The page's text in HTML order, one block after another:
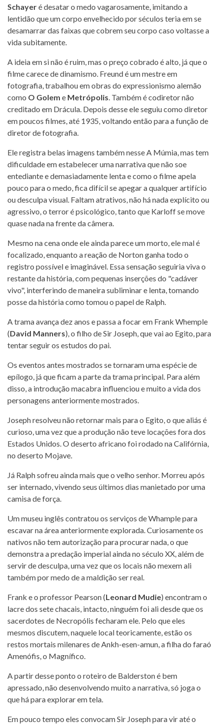
Schayeré desatar o medo vagarosamente, imitando a
lentidão que um corpo envelhecido por séculos teria em se
desamarrar das faixas que cobrem seu corpo caso voltasse a
vida subitamente.
A ideia em si não é ruim, mas o preço cobrado é alto, já que o
filme carece de dinamismo. Freund é um mestre em
fotografia, trabalhou em obras do expressionismo alemão
como O Golem e Metrópolis. Também é codiretor não
creditado em Drácula. Depois desse ele seguiu como diretor
em poucos filmes, até 1935, voltando então para a função de
diretor de fotografia.
Ele registra belas imagens também nesse A Múmia, mas tem
dificuldade em estabelecer uma narrativa que não soe
entediante e demasiadamente lenta e como o filme apela
pouco para o medo, fica difícil se apegar a qualquer artifício
ou desculpa visual. Faltam atrativos, não há nada explícito ou
agressivo, o terror é psicológico, tanto que Karloff se move
quase nada na frente da câmera.
Mesmo na cena onde ele ainda parece um morto, ele mal é
focalizado, enquanto a reação de Norton ganha todo o
registro possível e imaginável. Essa sensação seguiria viva o
restante da história, com pequenas inserções do "cadáver
vivo", interferindo de maneira subliminar e lenta, tomando
posse da história como tomou o papel de Ralph.
A trama avança dez anos e passa a focar em Frank Whemple
(David Manners), o filho de Sir Joseph, que vai ao Egito, para
tentar seguir os estudos do pai.
Os eventos antes mostrados se tornaram uma espécie de
epílogo, já que ficam a parte da trama principal. Para além
disso, a introdução macabra influenciou e muito a vida dos
personagens anteriormente mostrados.
Joseph resolveu não retornar mais para o Egito, o que aliás é
curioso, uma vez que a produção não teve locações fora dos
Estados Unidos. O deserto africano foi rodado na Califórnia,
no deserto Mojave.
Já Ralph sofreu ainda mais que o velho senhor. Morreu após
ser internado, vivendo seus últimos dias manietado por uma
camisa de força.
Um museu inglês contratou os serviços de Whample para
escavar na área anteriormente explorada. Curiosamente os
nativos não tem autorização para procurar nada, o que
demonstra a predação imperial ainda no século XX, além de
servir de desculpa, uma vez que os locais não mexem ali
também por medo de a maldição ser real.
Frank e o professor Pearson (Leonard Mudie) encontram o
lacre dos sete chacais, intacto, ninguém foi ali desde que os
sacerdotes de Necropólis fecharam ele. Pelo que eles
mesmos discutem, naquele local teoricamente, estão os
restos mortais milenares de Ankh-esen-amun, a filha do faraó
Amenófis, o Magnífico.
A partir desse ponto o roteiro de Balderston é bem
apressado, não desenvolvendo muito a narrativa, só joga o
que há para explorar em tela.
Em pouco tempo eles convocam Sir Joseph para vir até o